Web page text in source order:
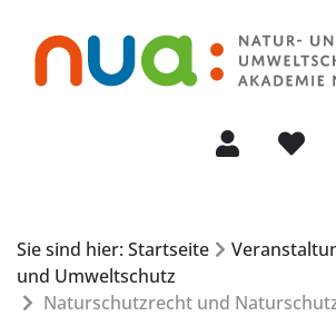
Sie sind hier: Startseite
und Umweltschutz
Naturschutzrecht und